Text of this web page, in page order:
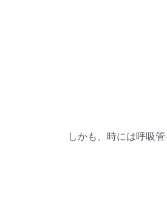
しかも、時には呼吸